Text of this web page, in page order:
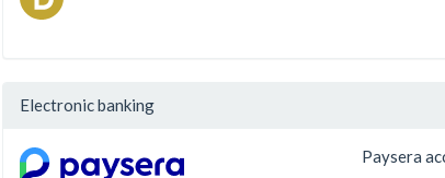
Electronic banking
Paysera